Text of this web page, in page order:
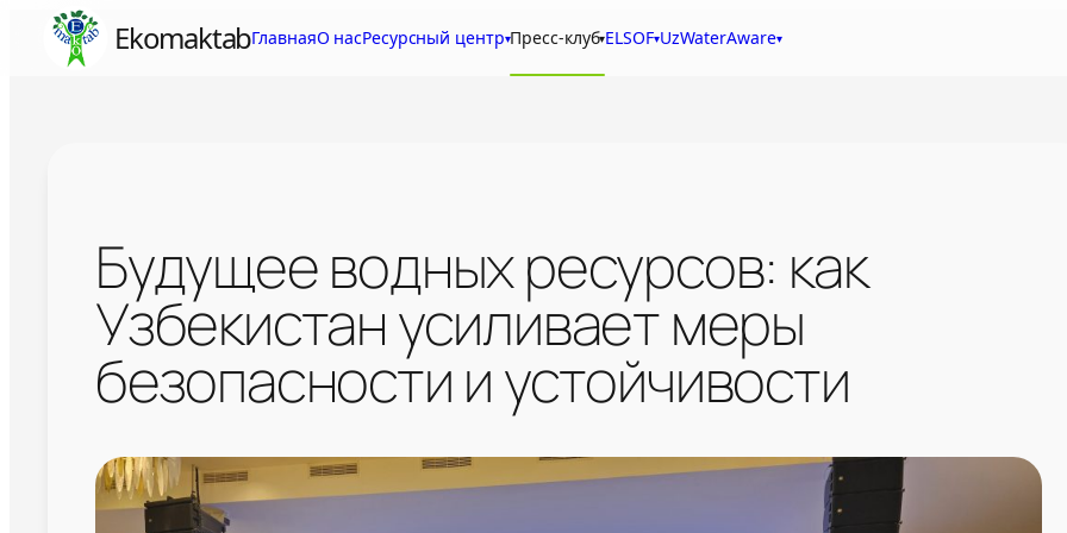
Skip
EkomaktabГлавнаяО насРесурсный центр▾Пресс-клуб▾ELSOF▾UzWaterAware▾
Будущее водных ресурсов: как
Узбекистан усиливает меры
безопасности и устойчивости